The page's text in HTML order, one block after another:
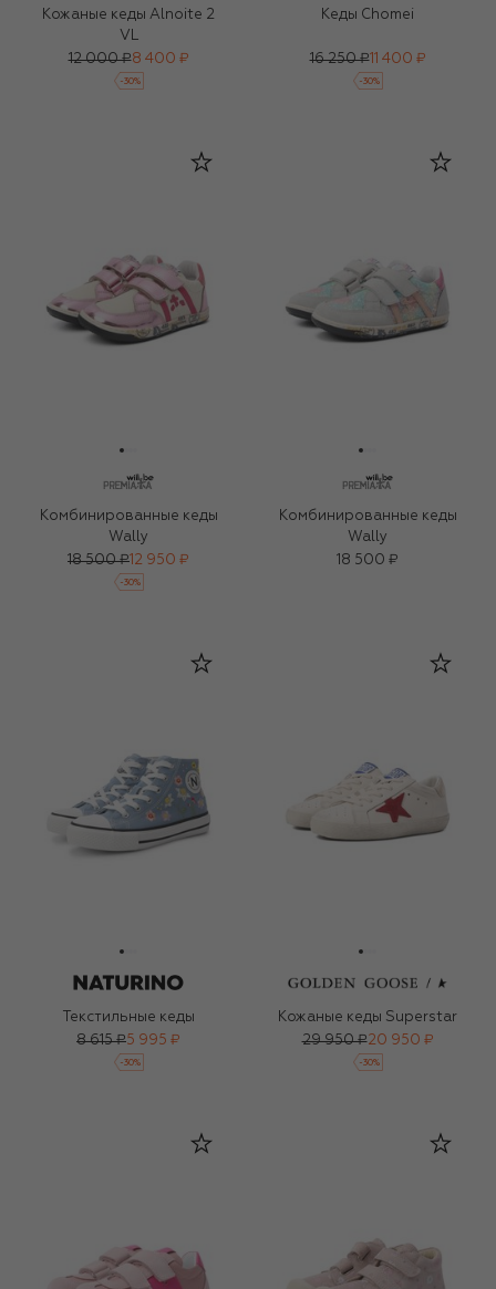
Кожаные кеды Alnoite 2
VL
12 000 ₽8 400 ₽
-30%
Кеды Chomei
16 250 ₽11 400 ₽
-30%
Комбинированные кеды
Wally
18 500 ₽ 12 950 ₽
-30%
Комбинированные кеды
Wally
18 500 ₽
Текстильные кеды
8 615 ₽5 995 ₽
-30%
Кожаные кеды Superstar
29 950 ₽20 950 ₽
-30%